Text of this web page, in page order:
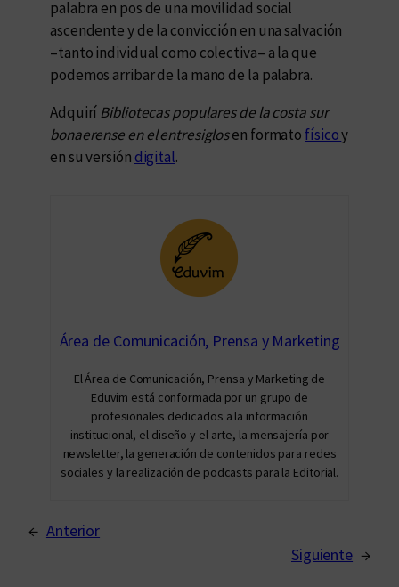
palabra en pos de una movilidad social
ascendente y de la convicción en una salvación
–tanto individual como colectiva– a la que
podemos arribar de la mano de la palabra.
AdquiríBibliotecas populares de la costa sur
bonaerense en el entresiglosen formato físicoy
en su versión digital.
Área de Comunicación, Prensa y Marketing
El Área de Comunicación, Prensa y Marketing de
Eduvim está conformada por un grupo de
profesionales dedicados a la información
institucional, el diseño y el arte, la mensajería por
newsletter, la generación de contenidos para redes
sociales y la realización de podcasts para la Editorial.
← Anterior
Siguiente →